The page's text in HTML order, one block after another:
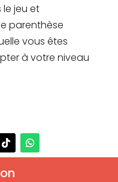
jeu et
parenthèse
vous êtes
à votre niveau